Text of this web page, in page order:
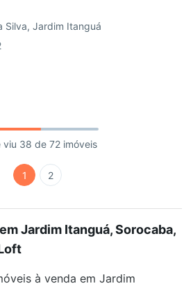
Silva, Jardim Itanguá
viu 38 de 72 imóveis
1 2
Jardim Itanguá, Sorocaba,
à venda em Jardim